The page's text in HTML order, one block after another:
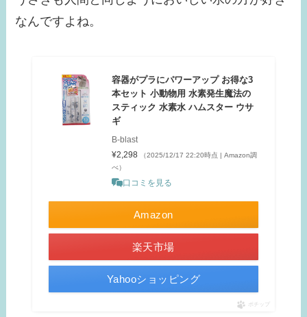
なんですよね。
容器がプラにパワーアップ お得な3
本セット 小動物用 水素発生魔法の
スティック 水素水 ハムスター ウサ
ギ
B-blast
¥2,298
（2025/12/17 22:20時点 | Amazon調
べ）
口コミを見る
Amazon
楽天市場
Yahooショッピング
ポチップ